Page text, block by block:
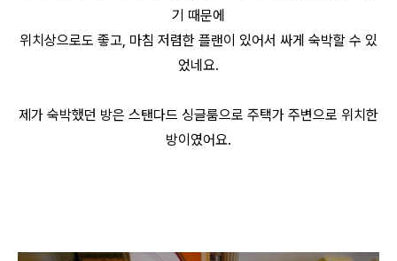
기 때문에
위치상으로도 좋고, 마침 저렴한 플랜이 있어서 싸게 숙박할 수 있
었네요.
제가 숙박했던 방은 스탠다드 싱글룸으로 주택가 주변으로 위치한
방이였어요.